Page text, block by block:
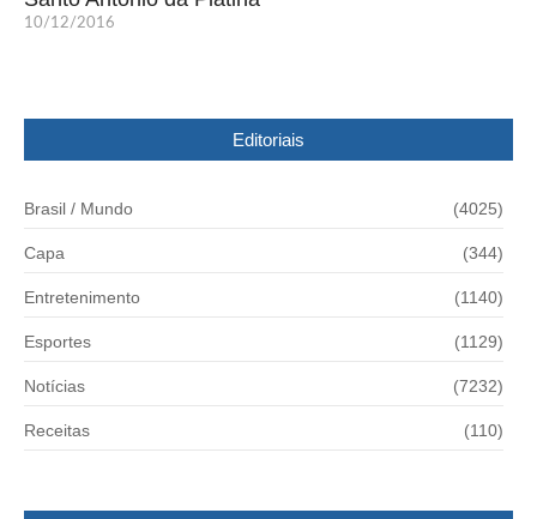
10/12/2016
Editoriais
Brasil / Mundo (4025)
Capa (344)
Entretenimento (1140)
Esportes (1129)
Notícias (7232)
Receitas (110)